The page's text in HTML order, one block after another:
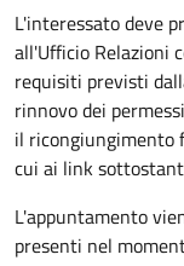
L'interessato deve
all'Ufficio Relazioni
requisiti previsti
rinnovo dei
il ricongiungimento
cui ai link
L'appuntamento
presenti nel